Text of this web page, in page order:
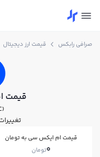
صرافی رابکس قیمت ارز دیجیتال
قیمت
تغییرات ۲۴
قیمت ام ایکس سی به تومان
0تومان